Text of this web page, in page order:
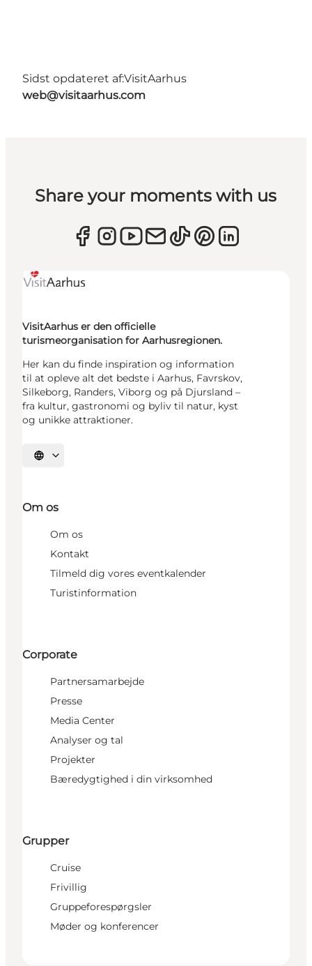
Sidst opdateret af:VisitAarhus
web@visitaarhus.com
Share your moments with us
VisitAarhus er den officielle
turismeorganisation for Aarhusregionen.
Her kan du finde inspiration og information
til at opleve alt det bedste i Aarhus, Favrskov,
Silkeborg, Randers, Viborg og på Djursland –
fra kultur, gastronomi og byliv til natur, kyst
og unikke attraktioner.
Vælg sprog
Om os
Om os
Kontakt
Tilmeld dig vores eventkalender
Turistinformation
Corporate
Partnersamarbejde
Presse
Media Center
Analyser og tal
Projekter
Bæredygtighed i din virksomhed
Grupper
Cruise
Frivillig
Gruppeforespørgsler
Møder og konferencer